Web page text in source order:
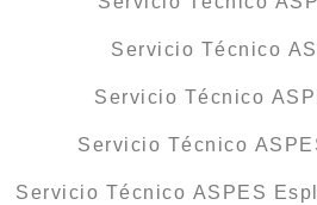
Servicio Técnico
Servicio Técnico
Servicio Técnico
Servicio Técnico ASPES